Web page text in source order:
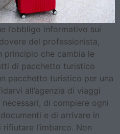
l’obbligo informativo sui
del professionista,
principio che cambia le
di pacchetto turistico
pacchetto turistico per una
all’agenzia di viaggi
di compiere ogni
e di arrivare in
l’imbarco. Non